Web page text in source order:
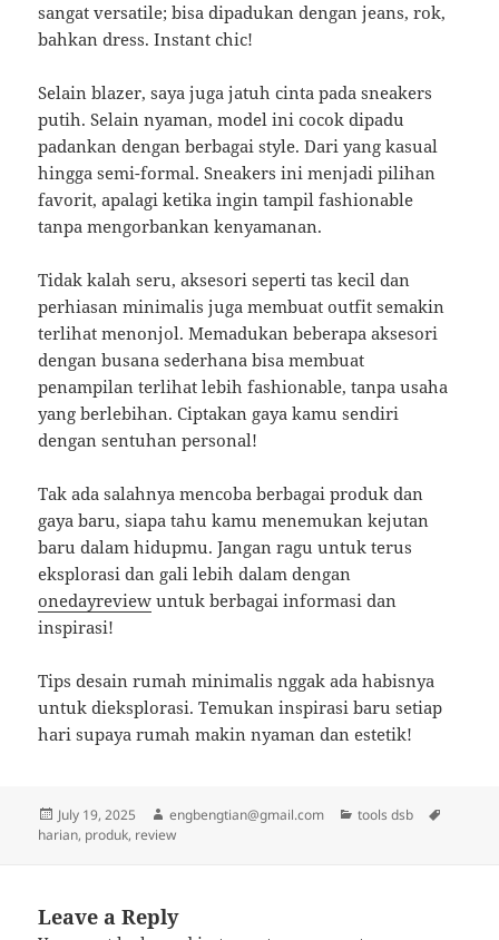
sangat versatile; bisa dipadukan dengan jeans, rok,
bahkan dress. Instant chic!
Selain blazer, saya juga jatuh cinta pada sneakers
putih. Selain nyaman, model ini cocok dipadu
padankan dengan berbagai style. Dari yang kasual
hingga semi-formal. Sneakers ini menjadi pilihan
favorit, apalagi ketika ingin tampil fashionable
tanpa mengorbankan kenyamanan.
Tidak kalah seru, aksesori seperti tas kecil dan
perhiasan minimalis juga membuat outfit semakin
terlihat menonjol. Memadukan beberapa aksesori
dengan busana sederhana bisa membuat
penampilan terlihat lebih fashionable, tanpa usaha
yang berlebihan. Ciptakan gaya kamu sendiri
dengan sentuhan personal!
Tak ada salahnya mencoba berbagai produk dan
gaya baru, siapa tahu kamu menemukan kejutan
baru dalam hidupmu. Jangan ragu untuk terus
eksplorasi dan gali lebih dalam dengan
onedayreview untuk berbagai informasi dan
inspirasi!
Tips desain rumah minimalis nggak ada habisnya
untuk dieksplorasi. Temukan inspirasi baru setiap
hari supaya rumah makin nyaman dan estetik!
Posted
on
July 19, 2025 Author
engbengtian@gmail.com Categories
tools dsb
harian, produk, review
Leave a Reply